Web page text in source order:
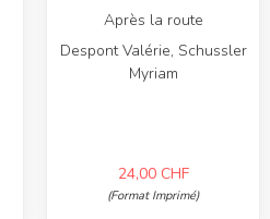
Après la route
Despont Valérie, Schussler
Myriam
24,00 CHF
(Format Imprimé)